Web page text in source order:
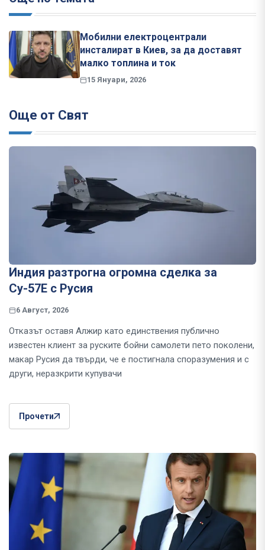
Мобилни електроцентрали
инсталират в Киев, за да доставят
малко топлина и ток
15 Януари, 2026
Още от Свят
Индия разтрогна огромна сделка за
Су-57Е с Русия
6 Август, 2026
Отказът оставя Алжир като единствения публично
известен клиент за руските бойни самолети пето поколени,
макар Русия да твърди, че е постигнала споразумения и с
други, неразкрити купувачи
Прочети